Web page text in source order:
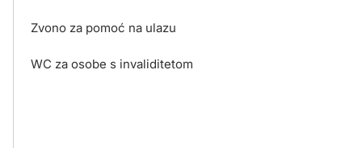
Zvono za pomoć na ulazu
WC za osobe s invaliditetom